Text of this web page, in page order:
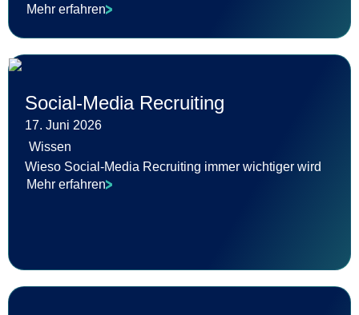
Mehr erfahren
Social-Media Recruiting
17. Juni 2026
Wissen
Wieso Social-Media Recruiting immer wichtiger wird
Mehr erfahren